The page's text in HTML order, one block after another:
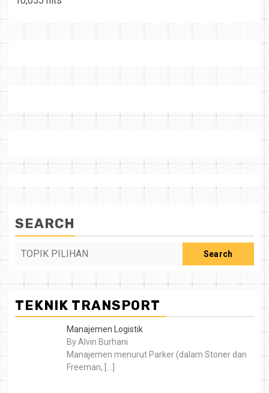
SEARCH
Search
TEKNIK TRANSPORT
Manajemen Logistik
By Alvin Burhani
Manajemen menurut Parker (dalam Stoner dan
Freeman,